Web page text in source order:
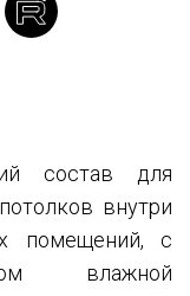
состав для
внутри
помещений, с
влажной